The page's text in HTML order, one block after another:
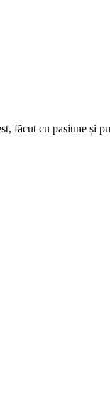
făcut cu pasiune și